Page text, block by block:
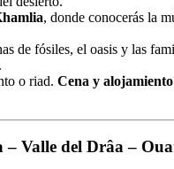
, donde conocerás la
de fósiles, el oasis y las
o riad. Cena y alojamiento
Valle del Drâa –